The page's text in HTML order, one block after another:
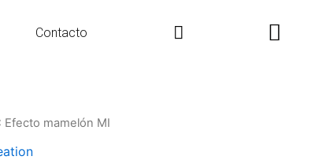
Contacto Search
Efecto mamelón MI